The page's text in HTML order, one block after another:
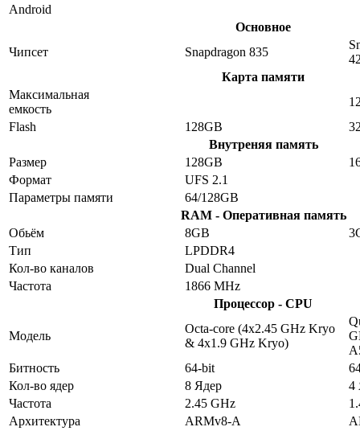
Android
Основное
Чипсет
Snapdragon 835
Карта памяти
Максимальная
емкость
Flash
128GB
Внутреняя память
Размер
128GB
Формат
UFS 2.1
Параметры памяти
64/128GB
RAM - Оперативная память
Обьём
8GB
Тип
LPDDR4
Кол-во каналов
Dual Channel
Частота
1866 MHz
Процессор - CPU
Модель
Octa-core (4x2.45 GHz Kryo
& 4x1.9 GHz Kryo)
Битность
64-bit
Кол-во ядер
8 Ядер
4
Частота
2.45 GHz
Архитектура
ARMv8-A